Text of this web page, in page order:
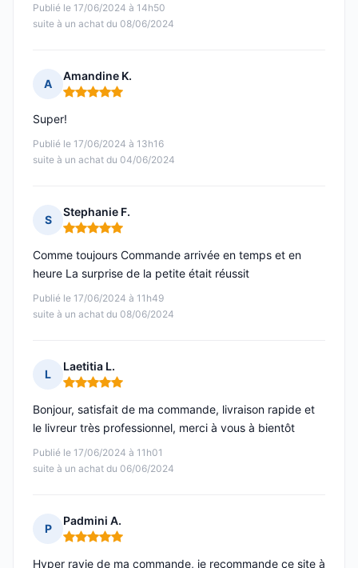
Publié le 17/06/2024 à 14h50
suite à un achat du 08/06/2024
A
Amandine K.
Note : 5 sur 5
Publié le 17/06/2024 à 13h16
suite à un achat du 04/06/2024
Super!
S
Stephanie F.
Note : 5 sur 5
Publié le 17/06/2024 à 11h49
suite à un achat du 08/06/2024
Comme toujours Commande arrivée en temps et en
heure La surprise de la petite était réussit
L
Laetitia L.
Note : 5 sur 5
Publié le 17/06/2024 à 11h01
suite à un achat du 06/06/2024
Bonjour, satisfait de ma commande, livraison rapide et
le livreur très professionnel, merci à vous à bientôt
P
Padmini A.
Note : 5 sur 5
Hyper ravie de ma commande, je recommande ce site à